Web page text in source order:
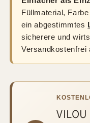
Füllmaterial,
ein abgestimmtes
sicherere und
Versandkostenfrei